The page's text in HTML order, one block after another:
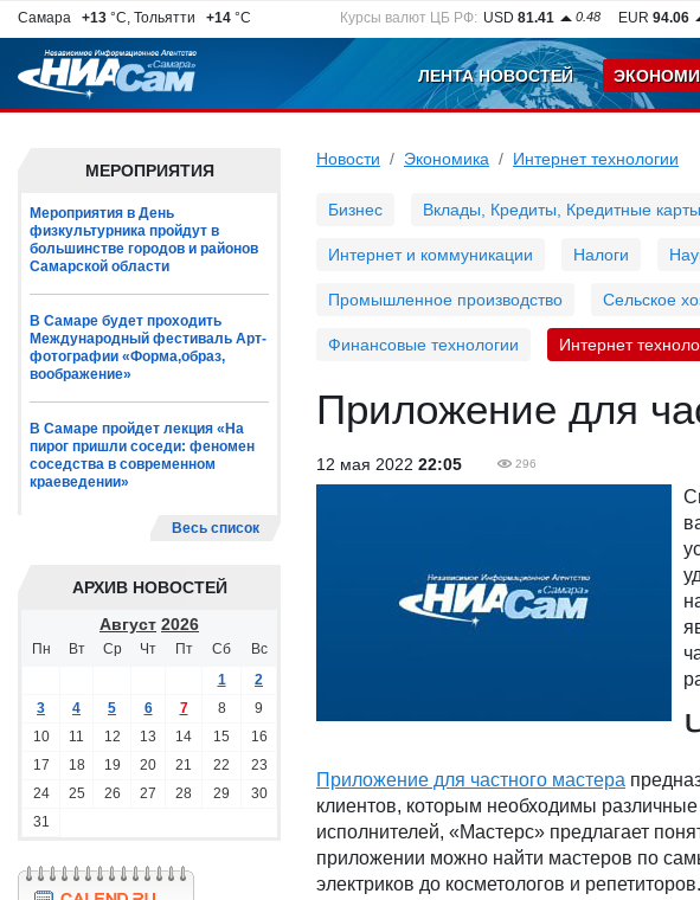
Самара +13 °C, Тольятти +14 °C Курсы валют ЦБ РФ: USD 81.41 0.48 EUR 94.06
ЛЕНТА НОВОСТЕЙ
МЕРОПРИЯТИЯ
Мероприятия в День
физкультурника пройдут в
большинстве городов и районов
Самарской области
В Самаре будет проходить
Международный фестиваль Арт-
фотографии «Форма,образ,
воображение»
В Самаре пройдет лекция «На
пирог пришли соседи: феномен
соседства в современном
краеведении»
Весь список
АРХИВ НОВОСТЕЙ
Август 2026
Пн Вт Ср Чт Пт Сб
Вс
1
2
3
4 5 6 7 8
9
10
11 12 13 14 15
16
17
18 19 20 21 22
23
24
25 26 27 28 29
30
31
Новости Экономика Интернет технологии
Бизнес Вклады, Кредиты, Кредитные карты
Интернет и коммуникации Налоги
Промышленное производство Сельское
Финансовые технологии Интернет
Приложение для
12 мая 2022 22:05 296
Приложение для частного мастера
клиентов, которым необходимы
исполнителей, «Мастерс» предлагает
приложении можно найти мастеров по
электриков до косметологов и репетиторов.